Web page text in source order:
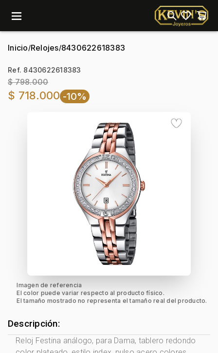
menu
Inicio/Relojes/8430622618383
Ref. 8430622618383
$ 798.000
$ 718.000 -10%
Imagen de referencia
El color puede variar respecto al producto físico.
El tamaño mostrado no representa el tamaño real del producto.
Descripción:
Reloj Festina análogo, para Dama, tablero redondo